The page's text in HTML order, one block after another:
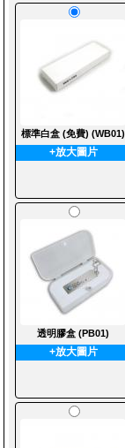
標準白盒 (免費) (WB01)
+放大圖片
透明膠盒 (PB01)
+放大圖片